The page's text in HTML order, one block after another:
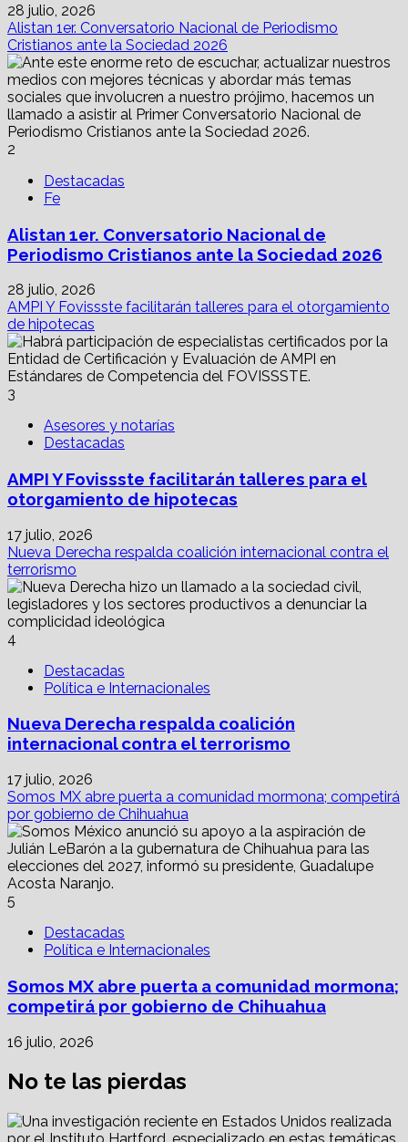
28 julio, 2026
Alistan 1er. Conversatorio Nacional de Periodismo
Cristianos ante la Sociedad 2026
2
Destacadas
Fe
Alistan 1er. Conversatorio Nacional de
Periodismo Cristianos ante la Sociedad 2026
28 julio, 2026
AMPI Y Fovissste facilitarán talleres para el otorgamiento
de hipotecas
3
Asesores y notarías
Destacadas
AMPI Y Fovissste facilitarán talleres para el
otorgamiento de hipotecas
17 julio, 2026
Nueva Derecha respalda coalición internacional contra el
terrorismo
4
Destacadas
Política e Internacionales
Nueva Derecha respalda coalición
internacional contra el terrorismo
17 julio, 2026
Somos MX abre puerta a comunidad mormona; competirá
por gobierno de Chihuahua
5
Destacadas
Política e Internacionales
Somos MX abre puerta a comunidad mormona;
competirá por gobierno de Chihuahua
16 julio, 2026
No te las pierdas